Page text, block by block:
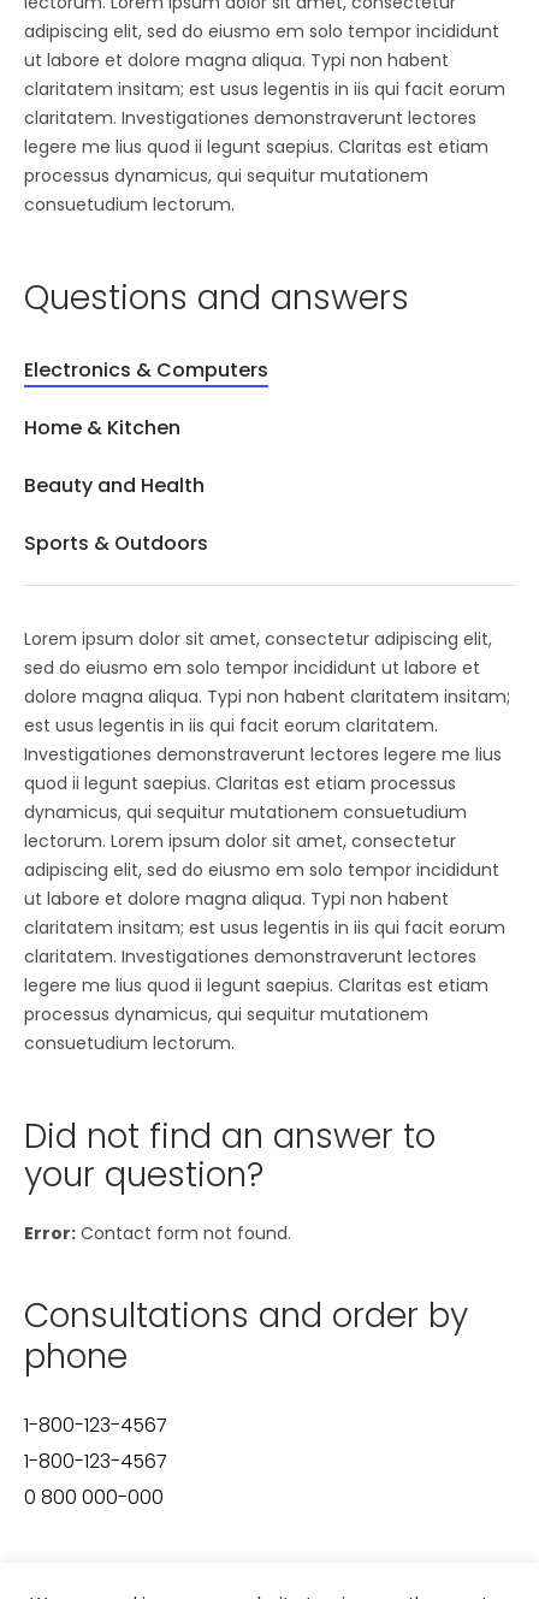
adipiscing elit, sed do eiusmo em solo tempor incididunt
ut labore et dolore magna aliqua. Typi non habent
claritatem insitam; est usus legentis in iis qui facit eorum
claritatem. Investigationes demonstraverunt lectores
legere me lius quod ii legunt saepius. Claritas est etiam
processus dynamicus, qui sequitur mutationem
consuetudium lectorum.
Questions and answers
Electronics & Computers
Home & Kitchen
Beauty and Health
Sports & Outdoors
Lorem ipsum dolor sit amet, consectetur adipiscing elit,
sed do eiusmo em solo tempor incididunt ut labore et
dolore magna aliqua. Typi non habent claritatem insitam;
est usus legentis in iis qui facit eorum claritatem.
Investigationes demonstraverunt lectores legere me lius
quod ii legunt saepius. Claritas est etiam processus
dynamicus, qui sequitur mutationem consuetudium
lectorum. Lorem ipsum dolor sit amet, consectetur
adipiscing elit, sed do eiusmo em solo tempor incididunt
ut labore et dolore magna aliqua. Typi non habent
claritatem insitam; est usus legentis in iis qui facit eorum
claritatem. Investigationes demonstraverunt lectores
legere me lius quod ii legunt saepius. Claritas est etiam
processus dynamicus, qui sequitur mutationem
consuetudium lectorum.
Did not find an answer to
your question?
Error:Contact form not found.
Consultations and order by
phone
1-800-123-4567
1-800-123-4567
0 800 000-000